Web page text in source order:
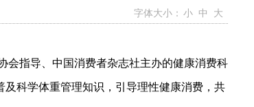
字体大小： 小 中 大
会指导、中国消费者杂志社主办的健康消费科
科学体重管理知识，引导理性健康消费，共